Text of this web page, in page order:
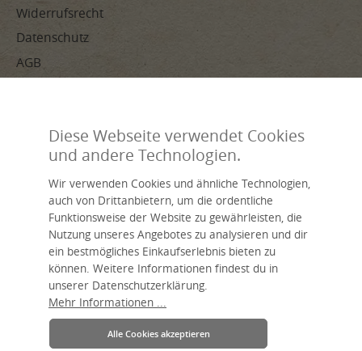
Widerrufsrecht
Datenschutz
AGB
ZAHLUNGSARTEN
Handverarbeitet, nachhaltig, individuell – livasia, dein Name für
asiatisches Wohnen.
Eine Marke der Asia Wohnstudio GmbH.
Diese Webseite verwendet Cookies
und andere Technologien.
Wir verwenden Cookies und ähnliche Technologien,
auch von Drittanbietern, um die ordentliche
Funktionsweise der Website zu gewährleisten, die
Nutzung unseres Angebotes zu analysieren und dir
ein bestmögliches Einkaufserlebnis bieten zu
können. Weitere Informationen findest du in
unserer Datenschutzerklärung.
Mehr Informationen ...
Alle Cookies akzeptieren